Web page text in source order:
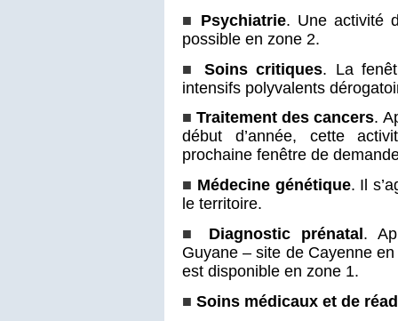
■ Psychiatrie. Une activité
possible en zone 2.
■ Soins critiques. La
intensifs polyvalents
■Traitement des cancers.
début d’année, cette
prochaine fenêtre de
■ Médecine génétique. Il
le territoire.
■ Diagnostic prénatal.
Guyane – site de Cayenne
est disponible en zone 1.
■ Soins médicaux et de